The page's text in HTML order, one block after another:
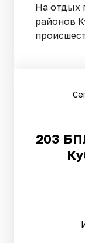
На отдых
районов
203